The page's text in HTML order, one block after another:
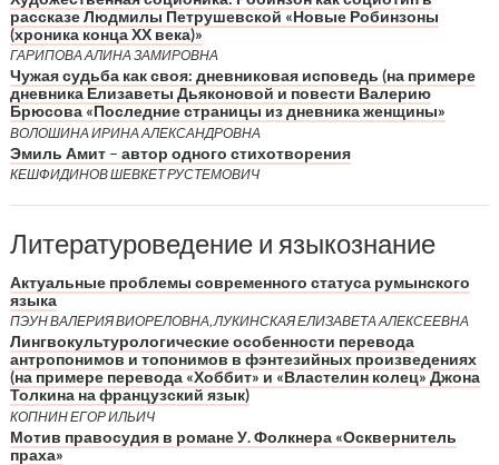
рассказе Людмилы Петрушевской «Новые Робинзоны
(хроника конца ХХ века)»
ГАРИПОВА АЛИНА ЗАМИРОВНА
Чужая судьба как своя: дневниковая исповедь (на примере
дневника Елизаветы Дьяконовой и повести Валерию
Брюсова «Последние страницы из дневника женщины»
ВОЛОШИНА ИРИНА АЛЕКСАНДРОВНА
Эмиль Амит – автор одного стихотворения
КЕШФИДИНОВ ШЕВКЕТ РУСТЕМОВИЧ
Литературоведение и языкознание
Актуальные проблемы современного статуса румынского
языка
ПЭУН ВАЛЕРИЯ ВИОРЕЛОВНА, ЛУКИНСКАЯ ЕЛИЗАВЕТА АЛЕКСЕЕВНА
Лингвокультурологические особенности перевода
антропонимов и топонимов в фэнтезийных произведениях
(на примере перевода «Хоббит» и «Властелин колец» Джона
Толкина на французский язык)
КОПНИН ЕГОР ИЛЬИЧ
Мотив правосудия в романе У. Фолкнера «Осквернитель
праха»